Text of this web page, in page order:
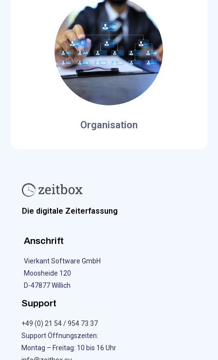
Organisation
Die digitale Zeiterfassung
Anschrift
Vierkant Software GmbH
Moosheide 120
D-47877 Willich
Support
+49 (0) 21 54 / 954 73 37
Support Öffnungszeiten:
Montag – Freitag: 10 bis 16 Uhr